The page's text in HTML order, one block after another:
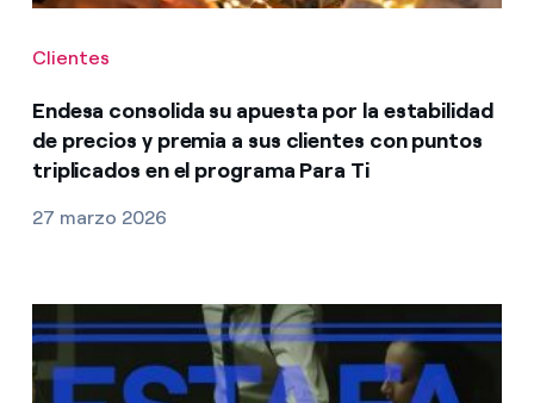
Clientes
Endesa consolida su apuesta por la estabilidad
de precios y premia a sus clientes con puntos
triplicados en el programa Para Ti
27 marzo 2026